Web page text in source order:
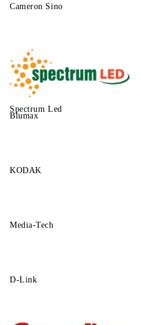
Cameron Sino
Spectrum Led
Blumax
KODAK
Media-Tech
D-Link